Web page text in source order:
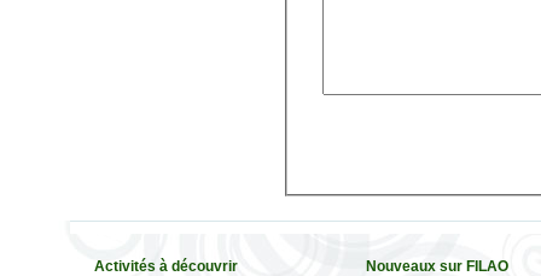
Activités à découvrir
Nouveaux sur FILAO